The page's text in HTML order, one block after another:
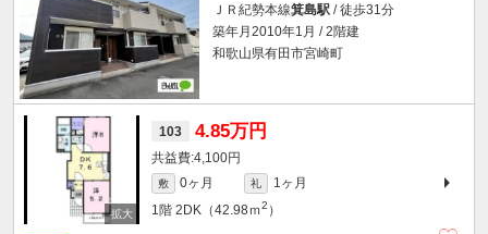
ＪＲ紀勢本線箕島駅 / 徒歩31分
築年月2010年1月 / 2階建
和歌山県有田市宮崎町
103 4.85万円
4,100円
敷 0ヶ月 礼
1ヶ月
1階 2DK（42.98ｍ2 ）